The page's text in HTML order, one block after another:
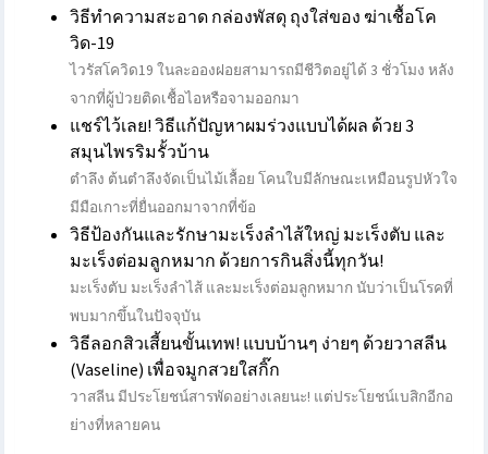
วิธีทำความสะอาด กล่องพัสดุ ถุงใส่ของ ฆ่าเชื้อโค
วิด-19
ไวรัสโควิด19 ในละอองฝอยสามารถมีชีวิตอยู่ได้ 3 ชั่วโมง หลัง
จากที่ผู้ป่วยติดเชื้อไอหรือจามออกมา
แชร์ไว้เลย! วิธีแก้ปัญหาผมร่วงแบบได้ผล ด้วย 3
สมุนไพรริมรั้วบ้าน
ตำลึง ต้นตำลึงจัดเป็นไม้เลื้อย โคนใบมีลักษณะเหมือนรูปหัวใจ
มีมือเกาะที่ยื่นออกมาจากที่ข้อ
วิธีป้องกันและรักษามะเร็งลำไส้ใหญ่ มะเร็งตับ และ
มะเร็งต่อมลูกหมาก ด้วยการกินสิ่งนี้ทุกวัน!
มะเร็งตับ มะเร็งลำไส้ และมะเร็งต่อมลูกหมาก นับว่าเป็นโรคที่
พบมากขึ้นในปัจจุบัน
วิธีลอกสิวเสี้ยนขั้นเทพ! แบบบ้านๆ ง่ายๆ ด้วยวาสลีน
(Vaseline) เพื่อจมูกสวยใสกิ๊ก
วาสลีน มีประโยชน์สารพัดอย่างเลยนะ! แต่ประโยชน์เบสิกอีกอ
ย่างที่หลายคน